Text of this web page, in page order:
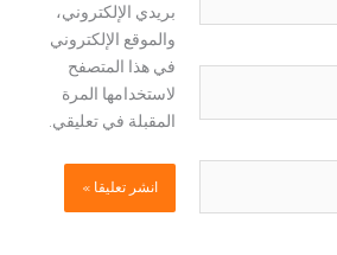
بريدي الإلكتروني،
والموقع الإلكتروني
في هذا المتصفح
لاستخدامها المرة
المقبلة في تعليقي.